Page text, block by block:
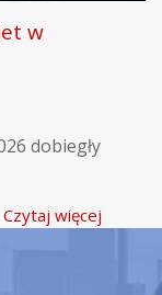
w
dobiegły
Czytaj więcej